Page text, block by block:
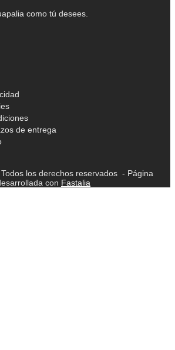
como tú desees.
de entrega
los derechos reservados - Página
con Fastalia